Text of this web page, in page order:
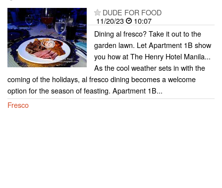
DUDE FOR FOOD
11/20/23
10:07
Dining al fresco? Take it out to the
garden lawn. Let Apartment 1B show
you how at The Henry Hotel Manila...
As the cool weather sets in with the
coming of the holidays, al fresco dining becomes a welcome
option for the season of feasting. Apartment 1B...
Fresco